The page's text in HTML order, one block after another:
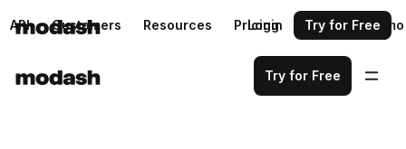
API Customers Resources Pricing Request a demo
Login Try for Free
Try for Free